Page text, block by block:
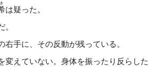
は疑った。
右手に、その反動が残っている。
変えていない。身体を振ったり反らし